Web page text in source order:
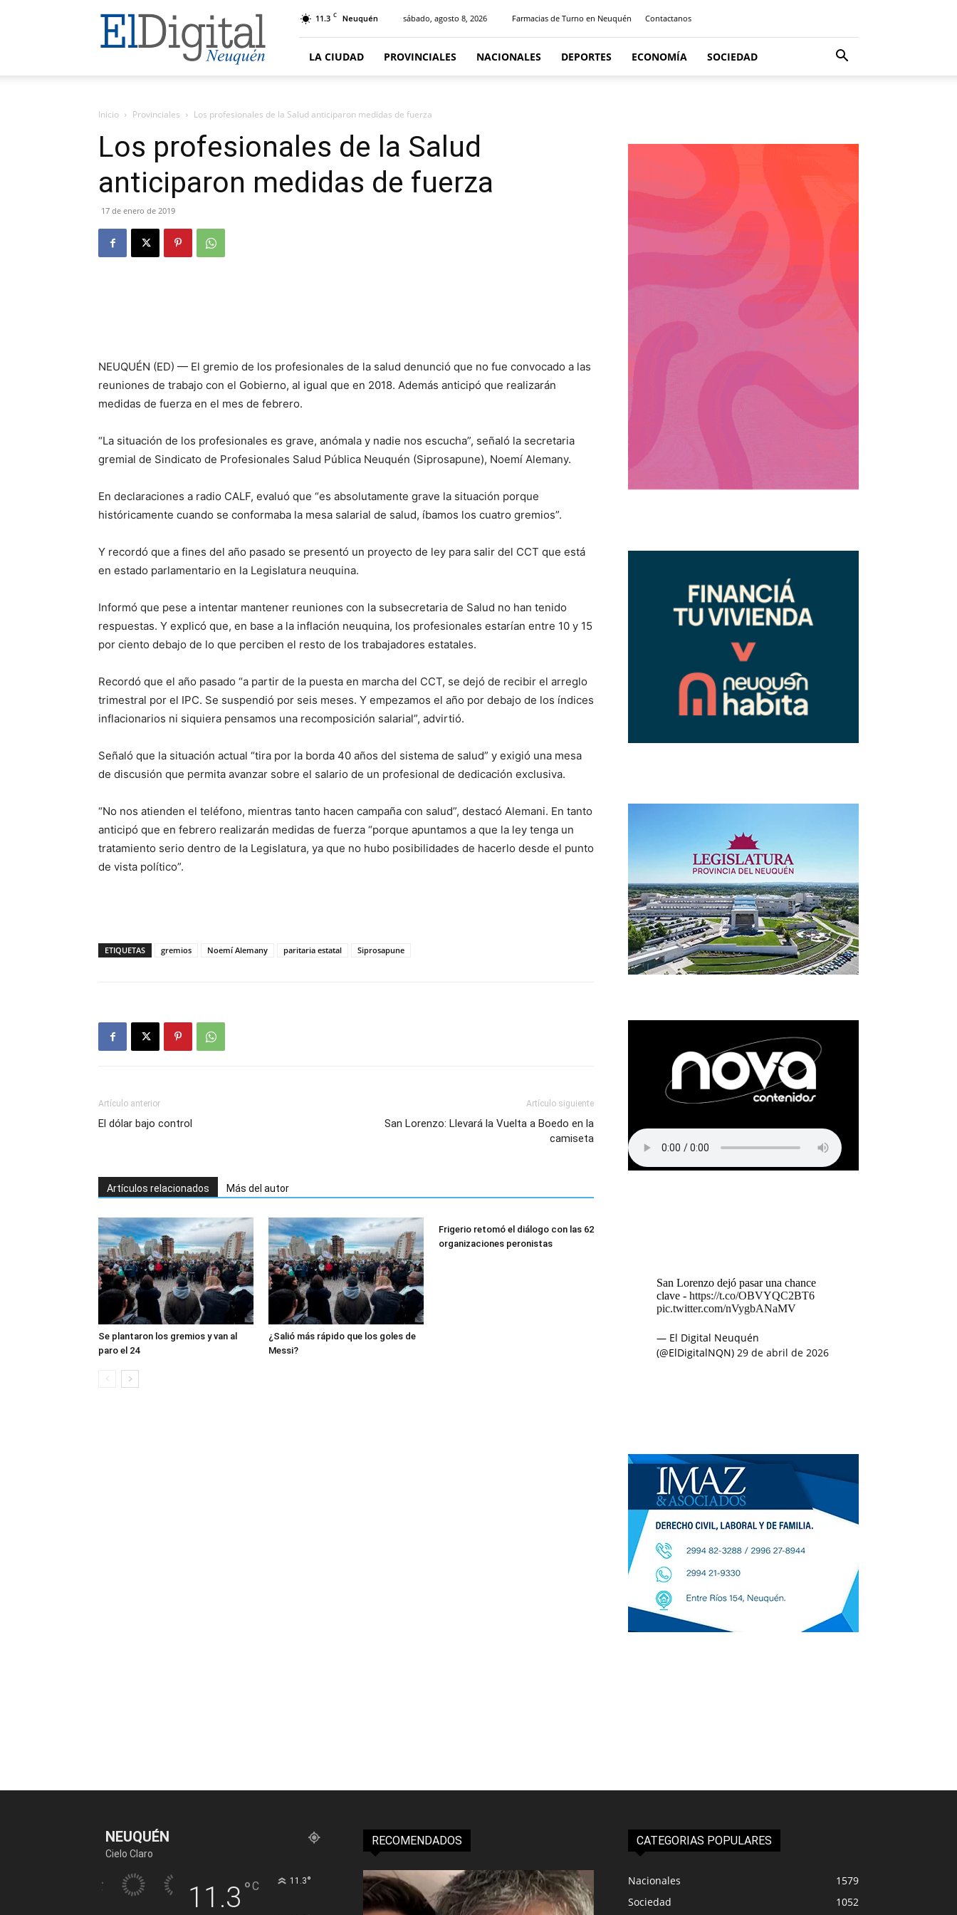
El
Digital
Neuquen
11.3 C Neuquén sábado, agosto 8, 2026 Farmacias de Turno en Neuquén Contactanos
LA CIUDAD PROVINCIALES NACIONALES DEPORTES ECONOMÍA SOCIEDAD
Inicio Provinciales Los profesionales de la Salud anticiparon medidas de fuerza
Los profesionales de la Salud
anticiparon medidas de fuerza
17 de enero de 2019
NEUQUÉN (ED) — El gremio de los profesionales de la salud denunció que no fue convocado a las
reuniones de trabajo con el Gobierno, al igual que en 2018. Además anticipó que realizarán
medidas de fuerza en el mes de febrero.
“La situación de los profesionales es grave, anómala y nadie nos escucha”, señaló la secretaria
gremial de Sindicato de Profesionales Salud Pública Neuquén (Siprosapune), Noemí Alemany.
En declaraciones a radio CALF, evaluó que “es absolutamente grave la situación porque
históricamente cuando se conformaba la mesa salarial de salud, íbamos los cuatro gremios”.
Y recordó que a fines del año pasado se presentó un proyecto de ley para salir del CCT que está
en estado parlamentario en la Legislatura neuquina.
Informó que pese a intentar mantener reuniones con la subsecretaria de Salud no han tenido
respuestas. Y explicó que, en base a la inflación neuquina, los profesionales estarían entre 10 y 15
por ciento debajo de lo que perciben el resto de los trabajadores estatales.
Recordó que el año pasado “a partir de la puesta en marcha del CCT, se dejó de recibir el arreglo
trimestral por el IPC. Se suspendió por seis meses. Y empezamos el año por debajo de los índices
inflacionarios ni siquiera pensamos una recomposición salarial”, advirtió.
Señaló que la situación actual “tira por la borda 40 años del sistema de salud” y exigió una mesa
de discusión que permita avanzar sobre el salario de un profesional de dedicación exclusiva.
“No nos atienden el teléfono, mientras tanto hacen campaña con salud”, destacó Alemani. En tanto
anticipó que en febrero realizarán medidas de fuerza “porque apuntamos a que la ley tenga un
tratamiento serio dentro de la Legislatura, ya que no hubo posibilidades de hacerlo desde el punto
de vista político”.
ETIQUETAS gremios Noemí Alemany paritaria estatal Siprosapune
Artículo anterior
El dólar bajo control
Artículo siguiente
San Lorenzo: Llevará la Vuelta a Boedo en la
camiseta
Artículos relacionados Más del autor
Se plantaron los gremios y van al
paro el 24
¿Salió más rápido que los goles de
Messi?
Frigerio retomó el diálogo con las 62
organizaciones peronistas
San Lorenzo dejó pasar una chance
clave - https://t.co/OBVYQC2BT6
pic.twitter.com/nVygbANaMV
— El Digital Neuquén
(@ElDigitalNQN) 29 de abril de 2026
NEUQUÉN
Cielo Claro
11.3 °C 11.3°
RECOMENDADOS CATEGORIAS POPULARES
Nacionales
1579
Sociedad
1052